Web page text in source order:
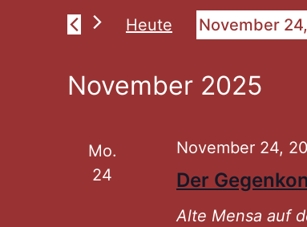
Heute November
wählen.
November 2025
Mo.
24
Der
November 24,
Alte Mensa auf